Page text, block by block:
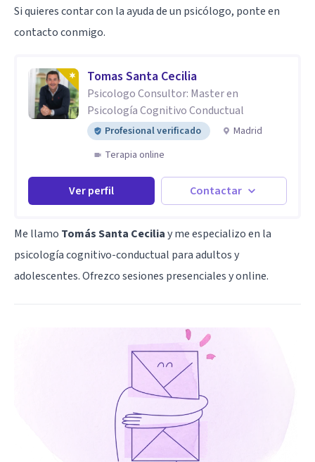
Si quieres contar con la ayuda de un psicólogo, ponte en
contacto conmigo.
Tomas Santa Cecilia
Psicologo Consultor: Master en
Psicología Cognitivo Conductual
Profesional verificado
Madrid
Terapia online
Ver perfil Contactar
Me llamo Tomás Santa Ceciliay me especializo en la
psicología cognitivo-conductual para adultos y
adolescentes. Ofrezco sesiones presenciales y online.